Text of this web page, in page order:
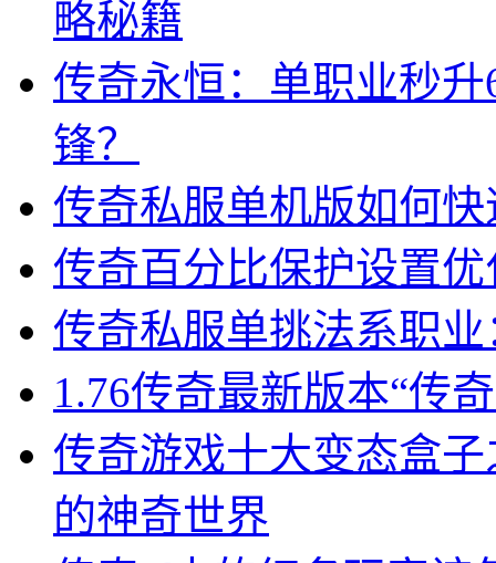
略秘籍
传奇永恒：单职业秒
锋？
传奇私服单机版如何
传奇百分比保护设置
传奇私服单挑法系职
1.76传奇最新版本“传
传奇游戏十大变态盒
的神奇世界